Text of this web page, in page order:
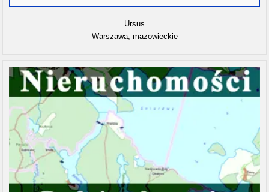
Ursus
Warszawa, mazowieckie